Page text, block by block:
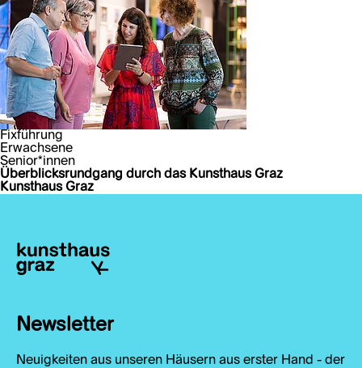
Fixführung
Erwachsene
Senior*innen
Überblicksrundgang durch das Kunsthaus Graz
Kunsthaus Graz
Newsletter
Neuigkeiten aus unseren Häusern aus erster Hand - der